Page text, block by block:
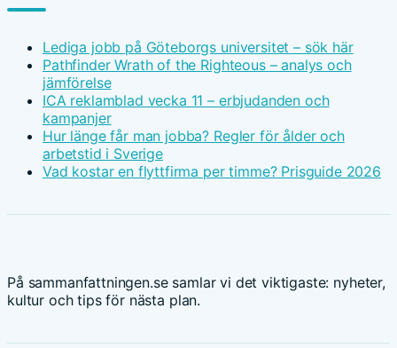
Lediga jobb på Göteborgs universitet – sök här
Pathfinder Wrath of the Righteous – analys och
jämförelse
ICA reklamblad vecka 11 – erbjudanden och
kampanjer
Hur länge får man jobba? Regler för ålder och
arbetstid i Sverige
Vad kostar en flyttfirma per timme? Prisguide 2026
På sammanfattningen.se samlar vi det viktigaste: nyheter,
kultur och tips för nästa plan.